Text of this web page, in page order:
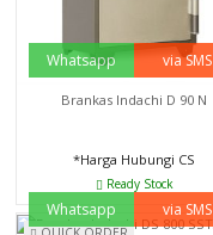
Whatsapp via SMS
Brankas Indachi D 90 N
*Harga Hubungi CS
Ready Stock
Whatsapp via SMS